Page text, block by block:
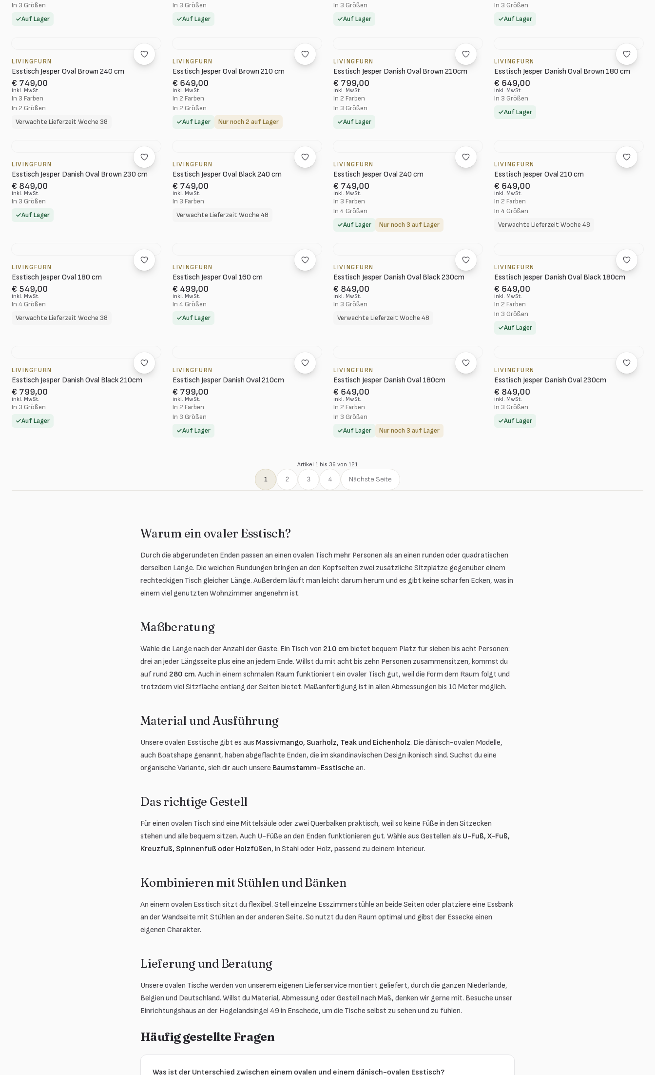
In 3 Größen
Auf Lager
In 3 Größen
Auf Lager
In 3 Größen
Auf Lager
In 3 Größen
Auf Lager
LIVINGFURN
Esstisch Jesper Oval Brown 240 cm
€ 749,00
inkl. MwSt.
In 3 Farben
In 2 Größen
Verwachte Lieferzeit Woche 38
LIVINGFURN
Esstisch Jesper Oval Brown 210 cm
€ 649,00
inkl. MwSt.
In 2 Farben
In 2 Größen
Auf Lager
Nur noch 2 auf Lager
LIVINGFURN
Esstisch Jesper Danish Oval Brown 210cm
€ 799,00
inkl. MwSt.
In 2 Farben
In 3 Größen
Auf Lager
LIVINGFURN
Esstisch Jesper Danish Oval Brown 180 cm
€ 649,00
inkl. MwSt.
In 3 Größen
Auf Lager
LIVINGFURN
Esstisch Jesper Danish Oval Brown 230 cm
€ 849,00
inkl. MwSt.
In 3 Größen
Auf Lager
LIVINGFURN
Esstisch Jesper Oval Black 240 cm
€ 749,00
inkl. MwSt.
In 3 Farben
Verwachte Lieferzeit Woche 48
LIVINGFURN
Esstisch Jesper Oval 240 cm
€ 749,00
inkl. MwSt.
In 3 Farben
In 4 Größen
Auf Lager
Nur noch 3 auf Lager
LIVINGFURN
Esstisch Jesper Oval 210 cm
€ 649,00
inkl. MwSt.
In 2 Farben
In 4 Größen
Verwachte Lieferzeit Woche 48
LIVINGFURN
Esstisch Jesper Oval 180 cm
€ 549,00
inkl. MwSt.
In 4 Größen
Verwachte Lieferzeit Woche 38
LIVINGFURN
Esstisch Jesper Oval 160 cm
€ 499,00
inkl. MwSt.
In 4 Größen
Auf Lager
LIVINGFURN
Esstisch Jesper Danish Oval Black 230cm
€ 849,00
inkl. MwSt.
In 3 Größen
Verwachte Lieferzeit Woche 48
LIVINGFURN
Esstisch Jesper Danish Oval Black 180cm
€ 649,00
inkl. MwSt.
In 2 Farben
In 3 Größen
Auf Lager
LIVINGFURN
Esstisch Jesper Danish Oval Black 210cm
€ 799,00
inkl. MwSt.
In 3 Größen
Auf Lager
LIVINGFURN
Esstisch Jesper Danish Oval 210cm
€ 799,00
inkl. MwSt.
In 2 Farben
In 3 Größen
Auf Lager
LIVINGFURN
Esstisch Jesper Danish Oval 180cm
€ 649,00
inkl. MwSt.
In 2 Farben
In 3 Größen
Auf Lager
Nur noch 3 auf Lager
LIVINGFURN
Esstisch Jesper Danish Oval 230cm
€ 849,00
inkl. MwSt.
In 3 Größen
Auf Lager
Artikel 1 bis 36 von 121
1 2 3 4 Nächste Seite
Warum ein ovaler Esstisch?
Durch die abgerundeten Enden passen an einen ovalen Tisch mehr Personen als an einen runden oder quadratischen
derselben Länge. Die weichen Rundungen bringen an den Kopfseiten zwei zusätzliche Sitzplätze gegenüber einem
rechteckigen Tisch gleicher Länge. Außerdem läuft man leicht darum herum und es gibt keine scharfen Ecken, was in
einem viel genutzten Wohnzimmer angenehm ist.
Maßberatung
Wähle die Länge nach der Anzahl der Gäste. Ein Tisch von 210 cm bietet bequem Platz für sieben bis acht Personen:
drei an jeder Längsseite plus eine an jedem Ende. Willst du mit acht bis zehn Personen zusammensitzen, kommst du
auf rund 280 cm. Auch in einem schmalen Raum funktioniert ein ovaler Tisch gut, weil die Form dem Raum folgt und
trotzdem viel Sitzfläche entlang der Seiten bietet. Maßanfertigung ist in allen Abmessungen bis 10 Meter möglich.
Material und Ausführung
Unsere ovalen Esstische gibt es aus Massivmango, Suarholz, Teak und Eichenholz. Die dänisch-ovalen Modelle,
auch Boatshape genannt, haben abgeflachte Enden, die im skandinavischen Design ikonisch sind. Suchst du eine
organische Variante, sieh dir auch unsere Baumstamm-Esstische an.
Das richtige Gestell
Für einen ovalen Tisch sind eine Mittelsäule oder zwei Querbalken praktisch, weil so keine Füße in den Sitzecken
stehen und alle bequem sitzen. Auch U-Füße an den Enden funktionieren gut. Wähle aus Gestellen als U-Fuß, X-Fuß,
Kreuzfuß, Spinnenfuß oder Holzfüßen, in Stahl oder Holz, passend zu deinem Interieur.
Kombinieren mit Stühlen und Bänken
An einem ovalen Esstisch sitzt du flexibel. Stell einzelne Esszimmerstühle an beide Seiten oder platziere eine Essbank
an der Wandseite mit Stühlen an der anderen Seite. So nutzt du den Raum optimal und gibst der Essecke einen
eigenen Charakter.
Lieferung und Beratung
Unsere ovalen Tische werden von unserem eigenen Lieferservice montiert geliefert, durch die ganzen Niederlande,
Belgien und Deutschland. Willst du Material, Abmessung oder Gestell nach Maß, denken wir gerne mit. Besuche unser
Einrichtungshaus an der Hogelandsingel 49 in Enschede, um die Tische selbst zu sehen und zu fühlen.
Häufig gestellte Fragen
Was ist der Unterschied zwischen einem ovalen und einem dänisch-ovalen Esstisch?